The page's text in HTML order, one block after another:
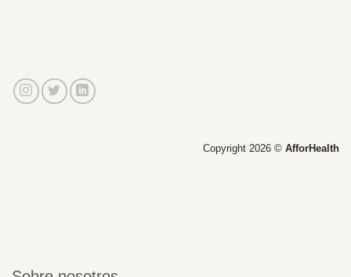
Copyright 2026 © AfforHealth